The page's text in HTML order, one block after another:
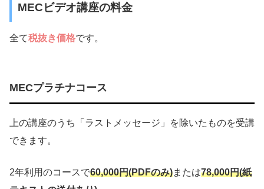
MECビデオ講座の料金
全て税抜き価格です。
MECプラチナコース
上の講座のうち「ラストメッセージ」を除いたものを受講
できます。
2年利用のコースで60,000円(PDFのみ)または78,000円(紙